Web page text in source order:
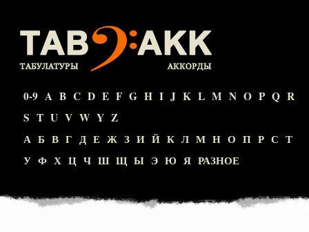
0-9 A B C D E F G H I J K L M N O P Q R
S T U V W Y Z
А Б В Г Д Е Ж З И Й К Л М Н О П Р С Т
У Ф Х Ц Ч Ш Щ Ы Э Ю Я РАЗНОЕ